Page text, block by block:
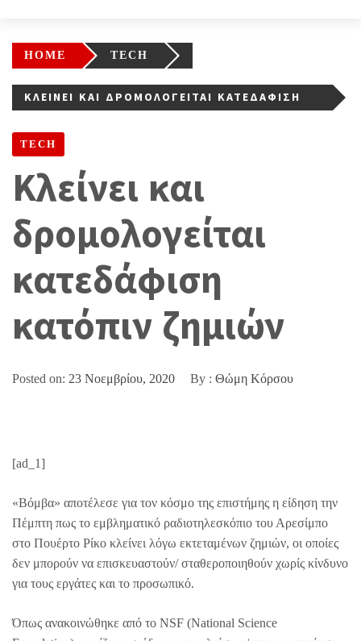
HOME TECH
ΚΛΕΊΝΕΙ ΚΑΙ ΔΡΟΜΟΛΟΓΕΊΤΑΙ ΚΑΤΕΔΆΦΙΣΗ
TECH
Κλείνει και
δρομολογείται
κατεδάφιση
κατόπιν ζημιών
Posted on: 23 Νοεμβρίου, 2020 By : Θώμη Κόρσου
[ad_1]
«Βόμβα» αποτέλεσε για τον κόσμο της επιστήμης η είδηση την
Πέμπτη πως το εμβληματικό ραδιοτηλεσκόπιο του Αρεσίμπο
στο Πουέρτο Ρίκο κλείνει λόγω εκτεταμένων ζημιών, οι οποίες
δεν μπορούν να επισκευαστούν/ σταθεροποιηθούν χωρίς κίνδυνο
για τους εργάτες και το προσωπικό.
Όπως ανακοινώθηκε από το NSF (National Science